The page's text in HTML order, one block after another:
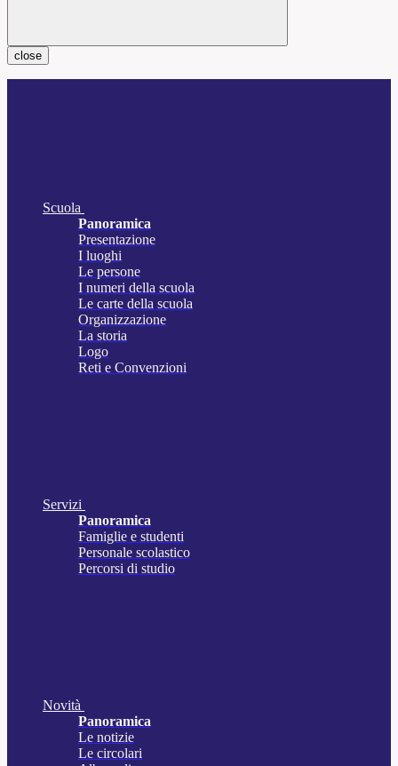
close
Scuola
Panoramica
Presentazione
I luoghi
Le persone
I numeri della scuola
Le carte della scuola
Organizzazione
La storia
Logo
Reti e Convenzioni
Servizi
Panoramica
Famiglie e studenti
Personale scolastico
Percorsi di studio
Novità
Panoramica
Le notizie
Le circolari